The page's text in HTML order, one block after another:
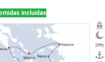
incluidas